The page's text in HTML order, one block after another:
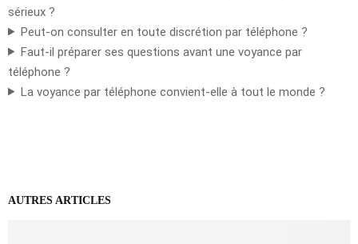
sérieux ?
Peut-on consulter en toute discrétion par téléphone ?
Faut-il préparer ses questions avant une voyance par
téléphone ?
La voyance par téléphone convient-elle à tout le monde ?
AUTRES ARTICLES